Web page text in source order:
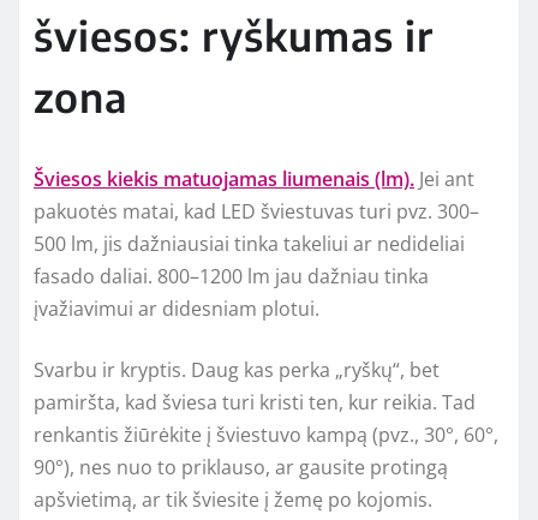
šviesos: ryškumas ir
zona
Šviesos kiekis matuojamas liumenais (lm). Jei ant
pakuotės matai, kad LED šviestuvas turi pvz. 300–
500 lm, jis dažniausiai tinka takeliui ar nedideliai
fasado daliai. 800–1200 lm jau dažniau tinka
įvažiavimui ar didesniam plotui.
Svarbu ir kryptis. Daug kas perka „ryškų“, bet
pamiršta, kad šviesa turi kristi ten, kur reikia. Tad
renkantis žiūrėkite į šviestuvo kampą (pvz., 30°, 60°,
90°), nes nuo to priklauso, ar gausite protingą
apšvietimą, ar tik šviesite į žemę po kojomis.